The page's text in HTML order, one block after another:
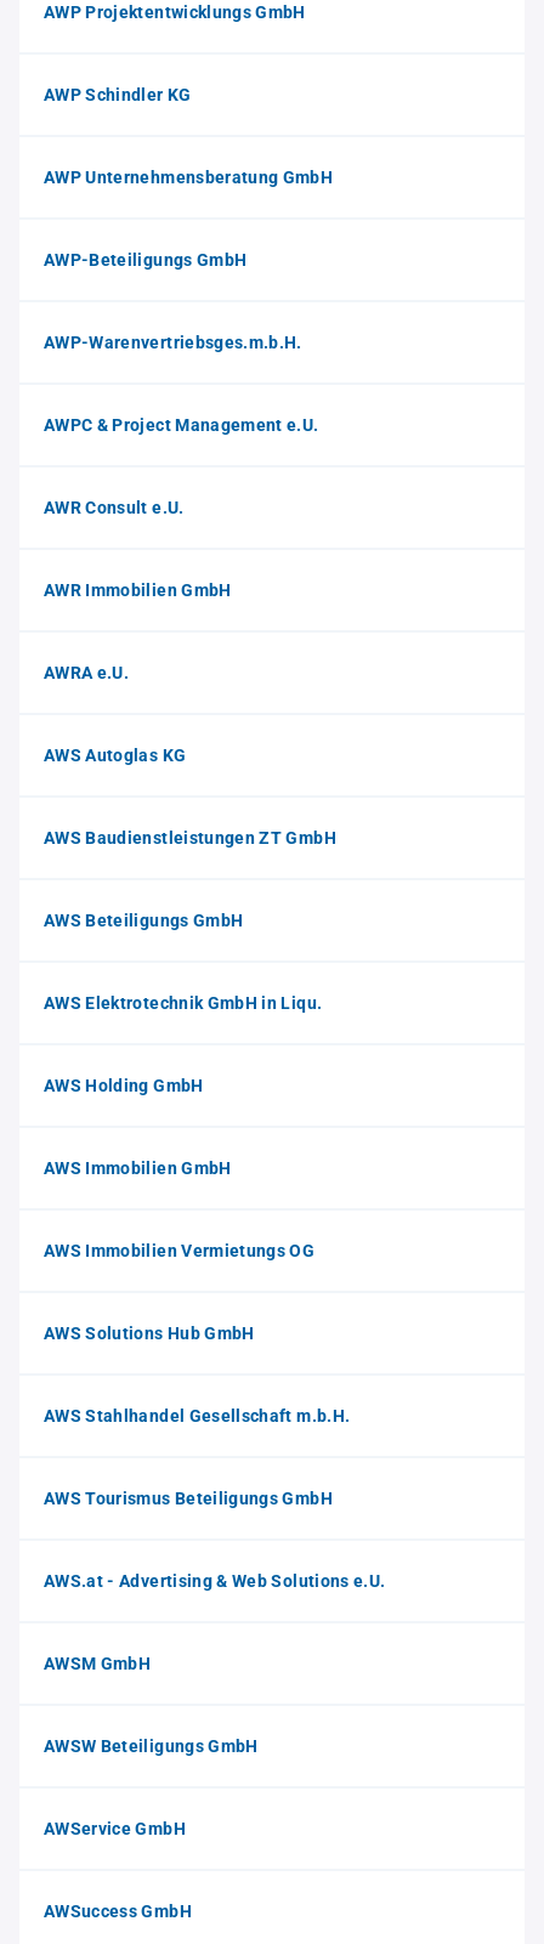
AWP Projektentwicklungs GmbH
AWP Schindler KG
AWP Unternehmensberatung GmbH
AWP-Beteiligungs GmbH
AWP-Warenvertriebsges.m.b.H.
AWPC & Project Management e.U.
AWR Consult e.U.
AWR Immobilien GmbH
AWRA e.U.
AWS Autoglas KG
AWS Baudienstleistungen ZT GmbH
AWS Beteiligungs GmbH
AWS Elektrotechnik GmbH in Liqu.
AWS Holding GmbH
AWS Immobilien GmbH
AWS Immobilien Vermietungs OG
AWS Solutions Hub GmbH
AWS Stahlhandel Gesellschaft m.b.H.
AWS Tourismus Beteiligungs GmbH
AWS.at - Advertising & Web Solutions e.U.
AWSM GmbH
AWSW Beteiligungs GmbH
AWService GmbH
AWSuccess GmbH